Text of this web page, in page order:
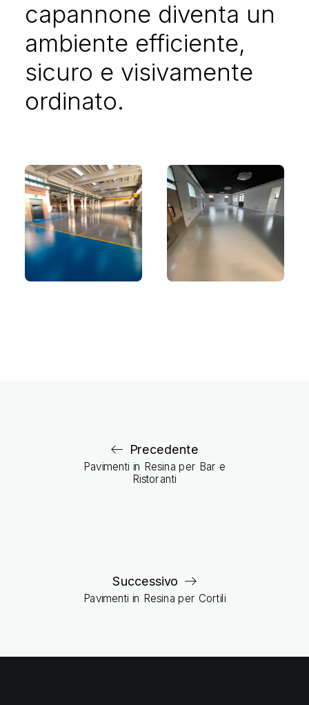
capannone diventa un
ambiente efficiente,
sicuro e visivamente
ordinato.
Precedente
Pavimenti in Resina per Bar e
Ristoranti
Successivo
Pavimenti in Resina per Cortili